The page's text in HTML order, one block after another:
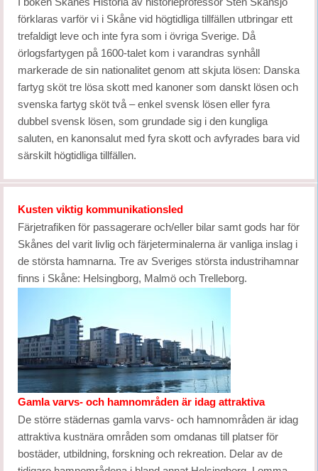
förklaras varför vi i Skåne vid högtidliga tillfällen utbringar ett
trefaldigt leve och inte fyra som i övriga Sverige. Då
örlogsfartygen på 1600-talet kom i varandras synhåll
markerade de sin nationalitet genom att skjuta lösen: Danska
fartyg sköt tre lösa skott med kanoner som danskt lösen och
svenska fartyg sköt två – enkel svensk lösen eller fyra
dubbel svensk lösen, som grundade sig i den kungliga
saluten, en kanonsalut med fyra skott och avfyrades bara vid
särskilt högtidliga tillfällen.
Kusten viktig kommunikationsled
Färjetrafiken för passagerare och/eller bilar samt gods har för
Skånes del varit livlig och färjeterminalerna är vanliga inslag i
de största hamnarna. Tre av Sveriges största industrihamnar
finns i Skåne: Helsingborg, Malmö och Trelleborg.
Gamla varvs- och hamnområden är idag attraktiva
De större städernas gamla varvs- och hamnområden är idag
attraktiva kustnära områden som omdanas till platser för
bostäder, utbildning, forskning och rekreation. Delar av de